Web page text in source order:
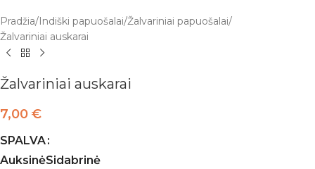
Pradžia/ Indiški papuošalai/Žalvariniai papuošalai/
Žalvariniai auskarai
Žalvariniai auskarai
7,00 €
SPALVA
AuksinėSidabrinė